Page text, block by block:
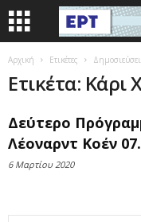
Αρχική Ετικέτες
Ετικέτα: Κάρι
Δεύτερο
Λέοναρντ Κοέν
6 Μαρτίου 2020